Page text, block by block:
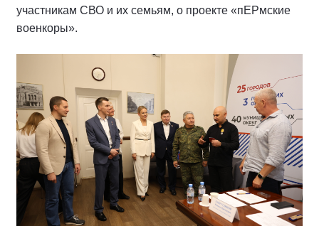
участникам СВО и их семьям, о проекте «пЕРмские
военкоры».